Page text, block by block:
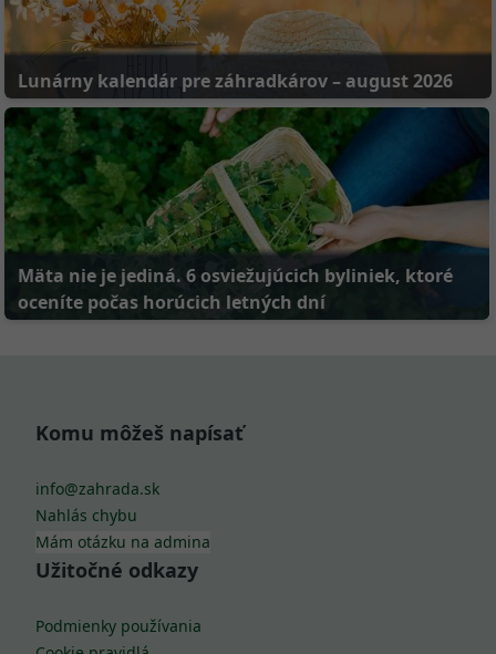
Lunárny kalendár pre záhradkárov – august 2026
Mäta nie je jediná. 6 osviežujúcich byliniek, ktoré
oceníte počas horúcich letných dní
info@zahrada.sk
Mám otázku na admina
Užitočné odkazy
Podmienky používania
Ochrana osobných údajov